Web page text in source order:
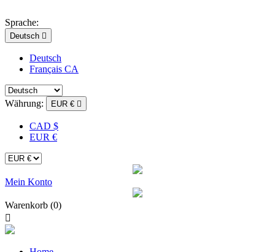
Sprache:
Deutsch 
Deutsch
Français CA
Währung: EUR € 
CAD $
EUR €
Mein Konto
Warenkorb (0)
